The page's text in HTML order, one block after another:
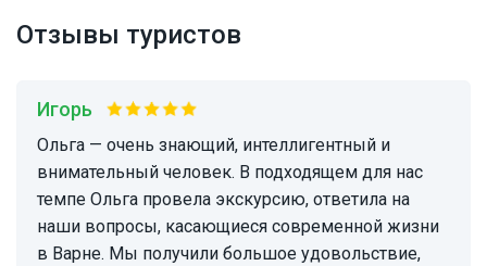
Отзывы туристов
Игорь
Ольга — очень знающий, интеллигентный и
внимательный человек. В подходящем для нас
темпе Ольга провела экскурсию, ответила на
наши вопросы, касающиеся современной жизни
в Варне. Мы получили большое удовольствие,